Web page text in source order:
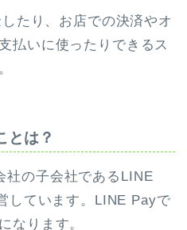
たり、お店での決済やオ
払いに使ったりできるス
とは？
社の子会社であるLINE
しています。LINE Payで
なります。